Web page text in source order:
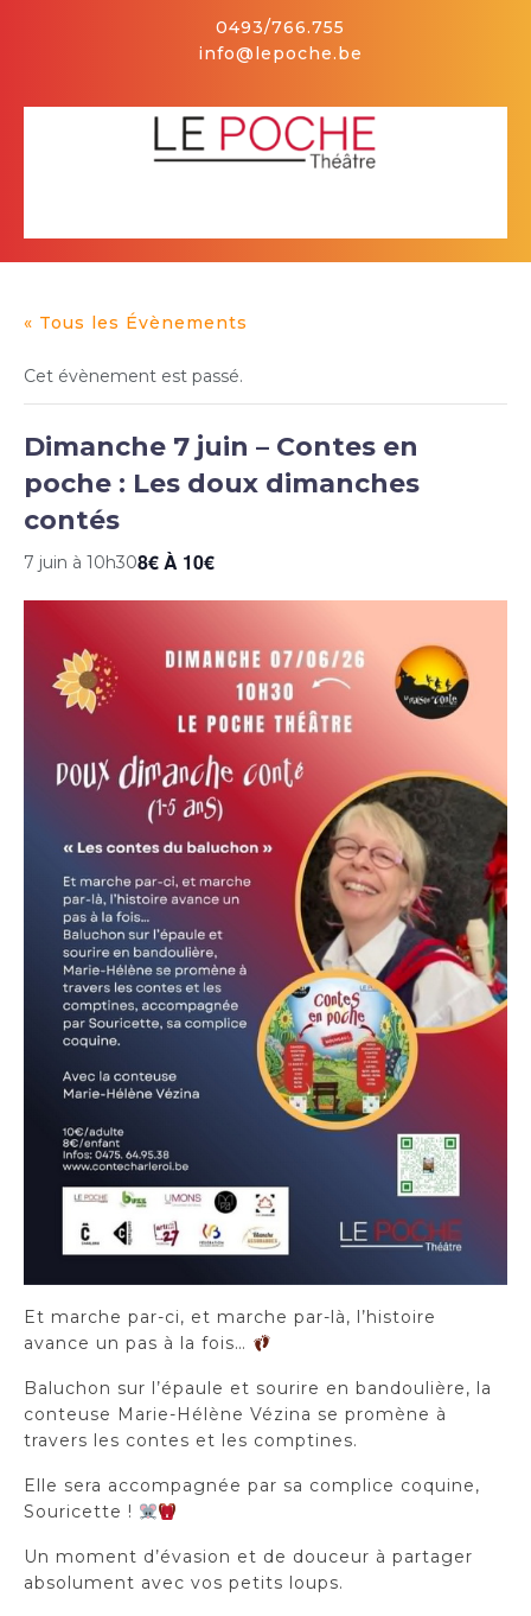
0493/766.755
info@lepoche.be
Button
« Tous les Évènements
Cet évènement est passé.
Dimanche 7 juin – Contes en
poche : Les doux dimanches
contés
7 juin à 10h308€ À 10€
Et marche par-ci, et marche par-là, l’histoire
avance un pas à la fois…
Baluchon sur l’épaule et sourire en bandoulière, la
conteuse Marie-Hélène Vézina se promène à
travers les contes et les comptines.
Elle sera accompagnée par sa complice coquine,
Souricette !
Un moment d’évasion et de douceur à partager
absolument avec vos petits loups.